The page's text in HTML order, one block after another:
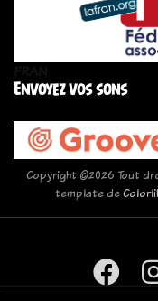
Envoyez vos sons
Copyright ©2026 Tout
template de